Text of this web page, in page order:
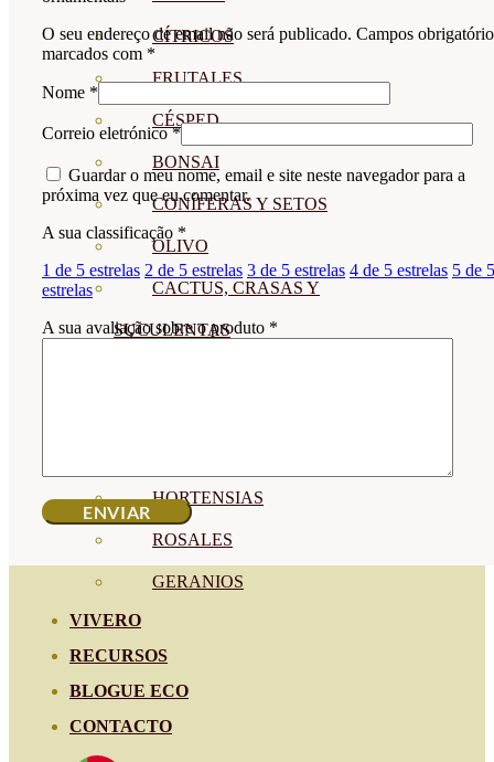
CÍTRICOS
FRUTALES
CÉSPED
BONSAI
CONÍFERAS Y SETOS
OLIVO
CACTUS, CRASAS Y
SUCULENTAS
HORTENSIAS
ROSALES
GERANIOS
VIVERO
RECURSOS
BLOGUE ECO
CONTACTO
O seu endereço de email não será publicado. Campos
marcados com *
Nome *
Correio eletrónico*
Guardar o meu nome, email e site neste navegador para a
próxima vez que eu comentar.
A sua classificação *
1 de 5 estrelas 2 de 5 estrelas 3 de 5 estrelas 4 de 5 estrelas 5 de 5
estrelas
A sua avaliação sobre o produto *